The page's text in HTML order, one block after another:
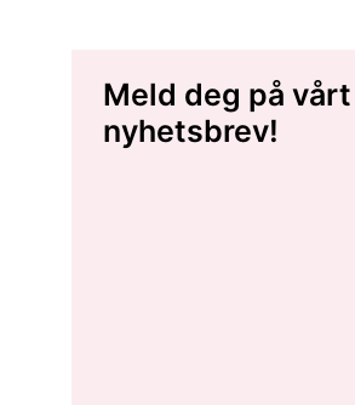
Meld deg på vårt
nyhetsbrev!